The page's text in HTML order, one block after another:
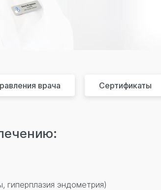
врача Сертификаты
гиперплазия эндометрия)